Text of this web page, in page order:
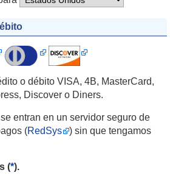
o débito VISA, 4B, MasterCard,
Discover o Diners.
entran en un servidor seguro de
(RedSys
) sin que tengamos
(*).